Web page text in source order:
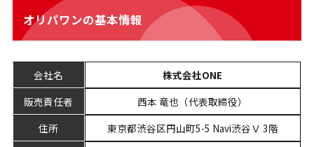
オリパワンの基本情報
会社名
株式会社ONE
販売責任者
西本 竜也（代表取締役）
住所
東京都渋谷区円山町5-5 Navi渋谷Ⅴ 3階